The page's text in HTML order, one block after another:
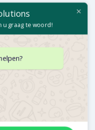
u graag te woord!